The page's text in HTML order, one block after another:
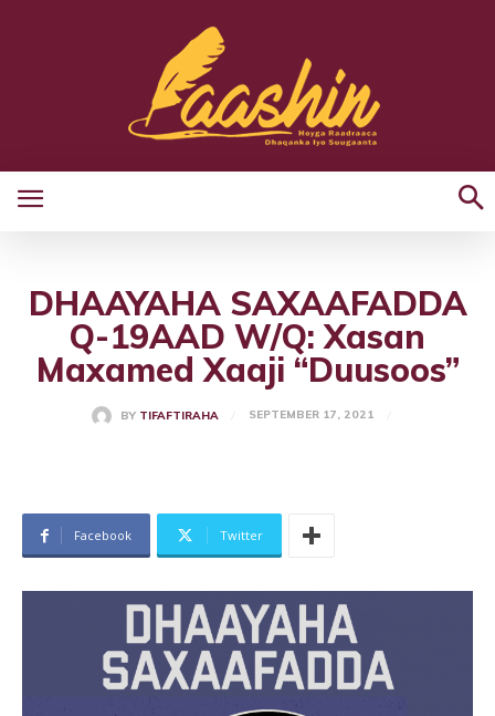
DHAAYAHA SAXAAFADDA
Q-19AAD W/Q: Xasan
Maxamed Xaaji “Duusoos”
BY TIFAFTIRAHA SEPTEMBER 17, 2021
Facebook Twitter